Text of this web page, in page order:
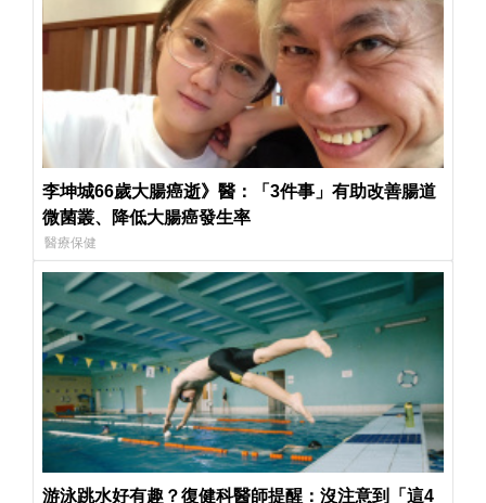
李坤城66歲大腸癌逝》醫：「3件事」有助改善腸道
微菌叢、降低大腸癌發生率
醫療保健
游泳跳水好有趣？復健科醫師提醒：沒注意到「這4